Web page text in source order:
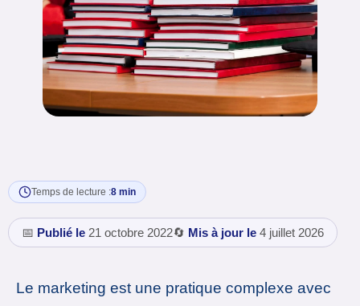
Temps de lecture :8 min
📅 Publié le 21 octobre 2022🔄 Mis à jour le 4 juillet 2026
Le marketing est une pratique complexe avec